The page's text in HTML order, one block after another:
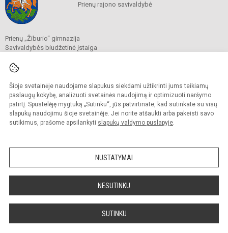
Šioje svetainėje naudojame slapukus siekdami užtikrinti jums teikiamų
paslaugų kokybę, analizuoti svetainės naudojimą ir optimizuoti naršymo
patirtį. Spustelėję mygtuką „Sutinku“, jūs patvirtinate, kad sutinkate su visų
slapukų naudojimu šioje svetainėje. Jei norite atšaukti arba pakeisti savo
sutikimus, prašome apsilankyti slapukų valdymo puslapyje.
NUSTATYMAI
NESUTINKU
SUTINKU
Prienų rajono savivaldybė
Prienų „Žiburio“ gimnazija
Savivaldybės biudžetinė įstaiga
Tel./faks.
El. p.
Duomenys kaupiami ir saugomi
Juridinių asmenų registre
Įmonės kodas 190189676
Kopijuoti turinį be raštiško gimnazijos sutikimo griežtai draudžiama.
Versija neįgaliesiems Slapukų politika
svetainę